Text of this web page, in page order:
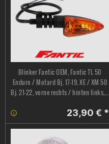
Blinker Fantic OEM, Fantic TL 50
Enduro / Motard Bj. 17-19, XE / XM 50
Bj. 21–22, vorne rechts / hinten links,...
23,90 € *